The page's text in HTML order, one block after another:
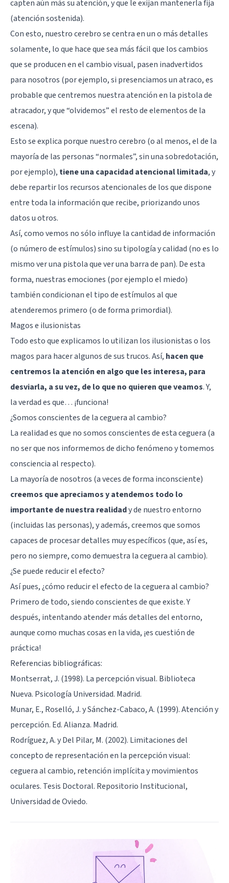
capten aún más su atención, y que le exijan mantenerla fija
(atención sostenida).
Con esto, nuestro cerebro se centra en un o más detalles
solamente, lo que hace que sea más fácil que los cambios
que se producen en el cambio visual, pasen inadvertidos
para nosotros (por ejemplo, si presenciamos un atraco, es
probable que centremos nuestra atención en la pistola de
atracador, y que “olvidemos” el resto de elementos de la
escena).
Esto se explica porque nuestro cerebro (o al menos, el de la
mayoría de las personas “normales”, sin una sobredotación,
por ejemplo), tiene una capacidad atencional limitada, y
debe repartir los recursos atencionales de los que dispone
entre toda la información que recibe, priorizando unos
datos u otros.
Así, como vemos no sólo influye la cantidad de información
(o número de estímulos) sino su tipología y calidad (no es lo
mismo ver una pistola que ver una barra de pan). De esta
forma, nuestras emociones (por ejemplo el miedo)
también condicionan el tipo de estímulos al que
atenderemos primero (o de forma primordial).
Magos e ilusionistas
Todo esto que explicamos lo utilizan los ilusionistas o los
magos para hacer algunos de sus trucos. Así, hacen que
centremos la atención en algo que les interesa, para
desviarla, a su vez, de lo que no quieren que veamos. Y,
la verdad es que… ¡funciona!
¿Somos conscientes de la ceguera al cambio?
La realidad es que no somos conscientes de esta ceguera (a
no ser que nos informemos de dicho fenómeno y tomemos
consciencia al respecto).
La mayoría de nosotros (a veces de forma inconsciente)
creemos que apreciamos y atendemos todo lo
importante de nuestra realidady de nuestro entorno
(incluidas las personas), y además, creemos que somos
capaces de procesar detalles muy específicos (que, así es,
pero no siempre, como demuestra la ceguera al cambio).
¿Se puede reducir el efecto?
Así pues, ¿cómo reducir el efecto de la ceguera al cambio?
Primero de todo, siendo conscientes de que existe. Y
después, intentando atender más detalles del entorno,
aunque como muchas cosas en la vida, ¡es cuestión de
práctica!
Referencias bibliográficas:
Montserrat, J. (1998). La percepción visual. Biblioteca
Nueva. Psicología Universidad. Madrid.
Munar, E., Roselló, J. y Sánchez-Cabaco, A. (1999). Atención y
percepción. Ed. Alianza. Madrid.
Rodríguez, A. y Del Pilar, M. (2002). Limitaciones del
concepto de representación en la percepción visual:
ceguera al cambio, retención implícita y movimientos
oculares. Tesis Doctoral. Repositorio Institucional,
Universidad de Oviedo.